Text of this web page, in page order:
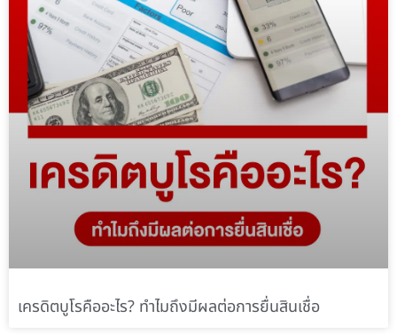
เครดิตบูโรคืออะไร? ทำไมถึงมีผลต่อการยื่นสินเชื่อ